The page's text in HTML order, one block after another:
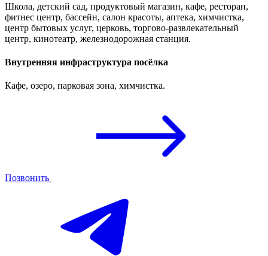
Школа, детский сад, продуктовый магазин, кафе, ресторан,
фитнес центр, бассейн, салон красоты, аптека, химчистка,
центр бытовых услуг, церковь, торгово-развлекательный
центр, кинотеатр, железнодорожная станция.
Внутренняя инфраструктура посёлка
Кафе, озеро, парковая зона, химчистка.
Позвонить